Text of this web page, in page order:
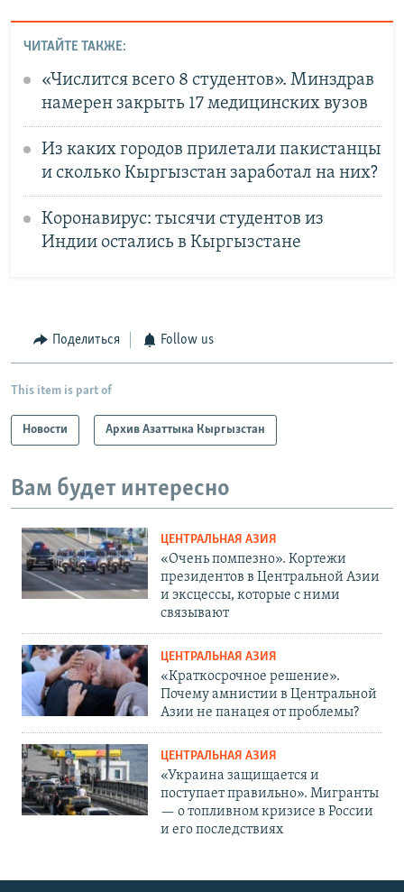
ЧИТАЙТЕ ТАКЖЕ:
«Числится всего 8 студентов». Минздрав
намерен закрыть 17 медицинских вузов
Из каких городов прилетали пакистанцы
и сколько Кыргызстан заработал на них?
Коронавирус: тысячи студентов из
Индии остались в Кыргызстане
Поделиться Follow us
This item is part of
Новости Архив Азаттыка Кыргызстан
Вам будет интересно
ЦЕНТРАЛЬНАЯ АЗИЯ
«Очень помпезно». Кортежи
президентов в Центральной Азии
и эксцессы, которые с ними
связывают
ЦЕНТРАЛЬНАЯ АЗИЯ
«Краткосрочное решение».
Почему амнистии в Центральной
Азии не панацея от проблемы?
ЦЕНТРАЛЬНАЯ АЗИЯ
«Украина защищается и
поступает правильно». Мигранты
— о топливном кризисе в России
и его последствиях